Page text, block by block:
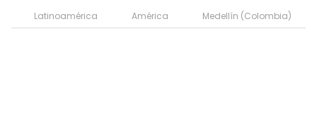
Latinoamérica
América Medellín (Colombia)